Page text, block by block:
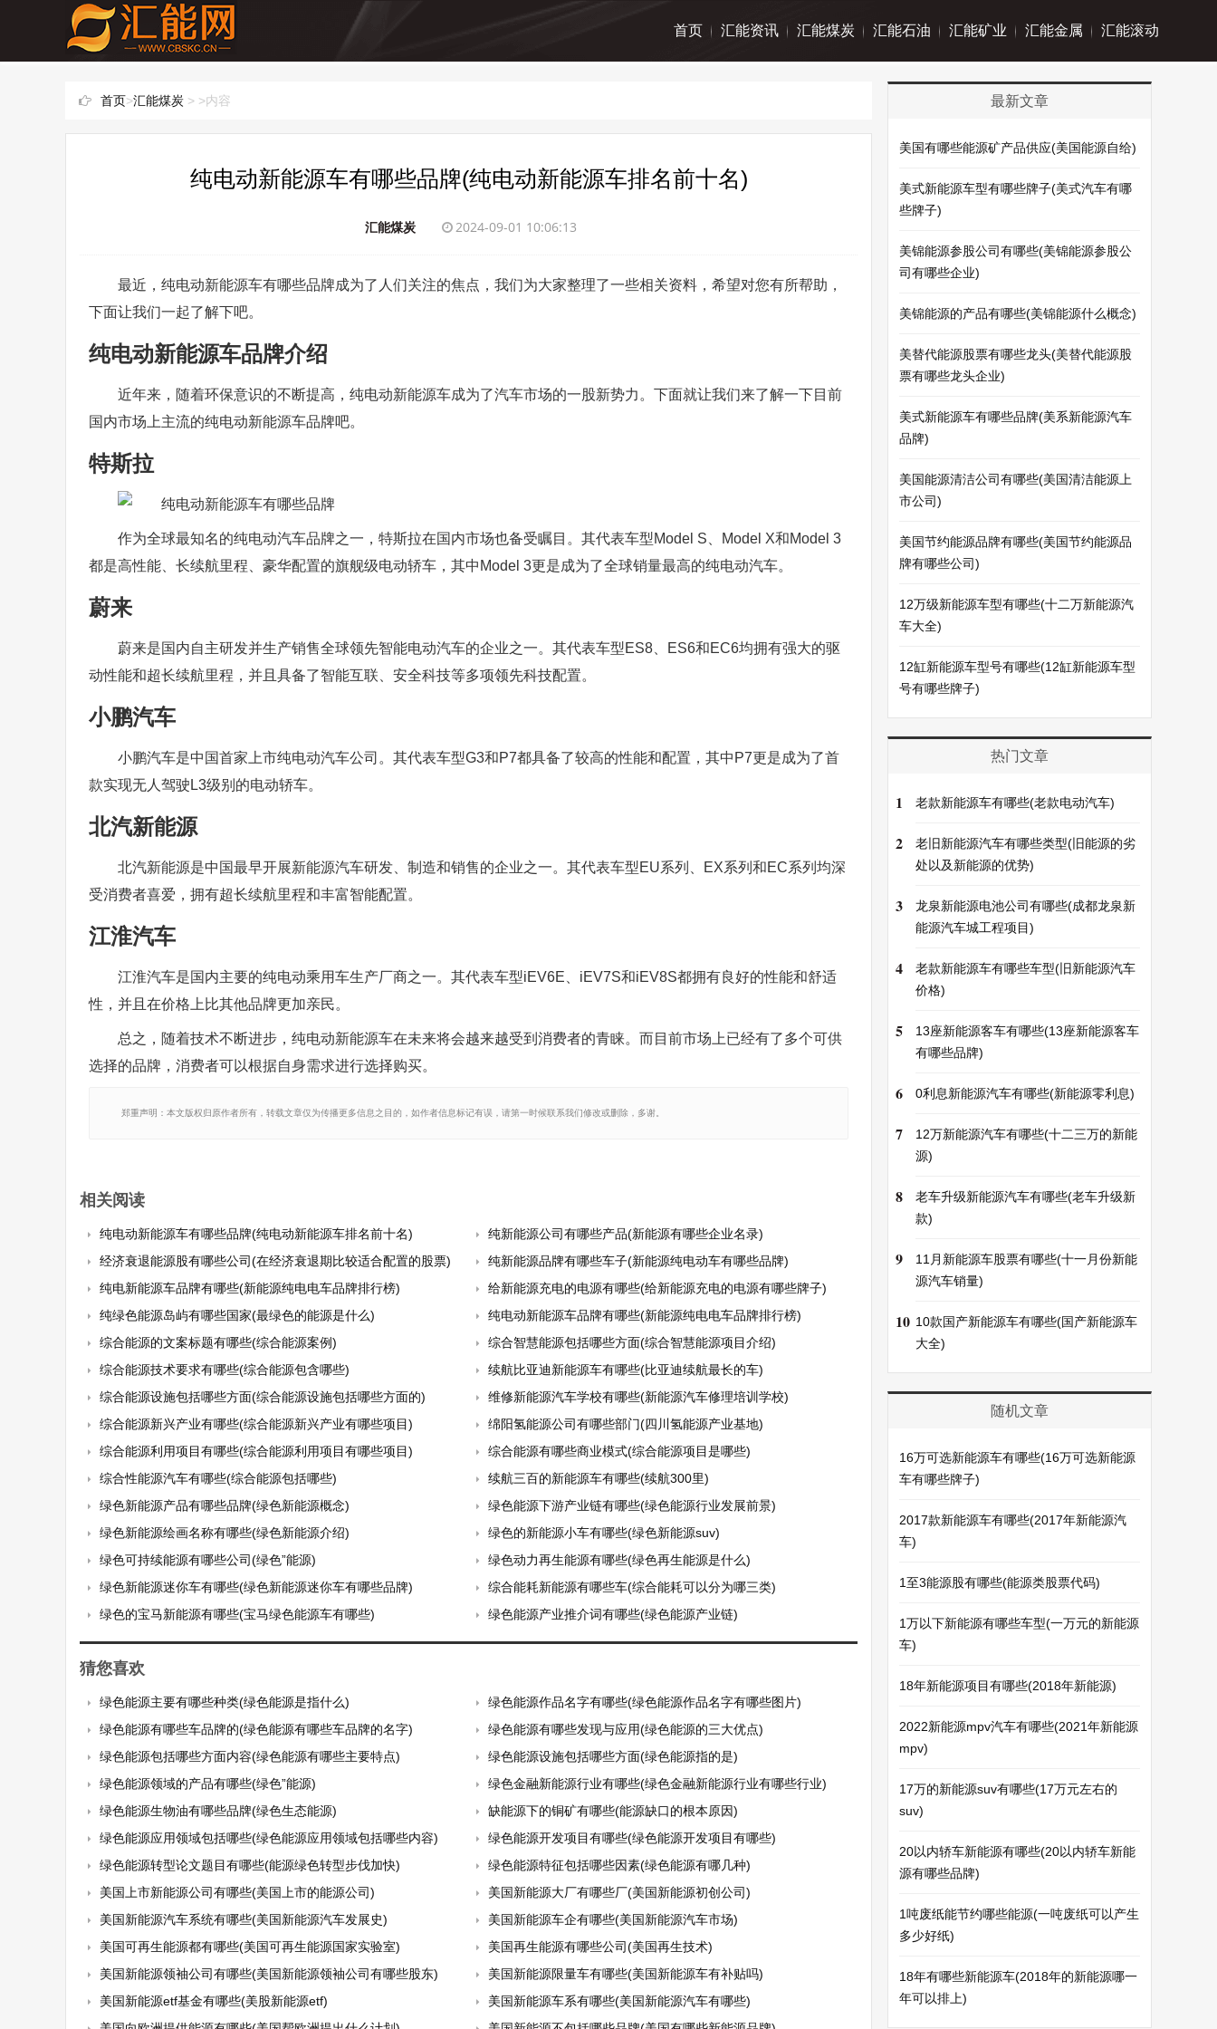
首页 汇能资讯 汇能煤炭 汇能石油 汇能矿业 汇能金属 汇能滚动
首页>汇能煤炭 > >内容
纯电动新能源车有哪些品牌(纯电动新能源车排名前十名)
汇能煤炭 2024-09-01 10:06:13
最近，纯电动新能源车有哪些品牌成为了人们关注的焦点，我们为大家整理了一些相关资料，希望对您有所帮助，
下面让我们一起了解下吧。
纯电动新能源车品牌介绍
近年来，随着环保意识的不断提高，纯电动新能源车成为了汽车市场的一股新势力。下面就让我们来了解一下目前
国内市场上主流的纯电动新能源车品牌吧。
特斯拉
作为全球最知名的纯电动汽车品牌之一，特斯拉在国内市场也备受瞩目。其代表车型Model S、Model X和Model 3
都是高性能、长续航里程、豪华配置的旗舰级电动轿车，其中Model 3更是成为了全球销量最高的纯电动汽车。
蔚来
蔚来是国内自主研发并生产销售全球领先智能电动汽车的企业之一。其代表车型ES8、ES6和EC6均拥有强大的驱
动性能和超长续航里程，并且具备了智能互联、安全科技等多项领先科技配置。
小鹏汽车
小鹏汽车是中国首家上市纯电动汽车公司。其代表车型G3和P7都具备了较高的性能和配置，其中P7更是成为了首
款实现无人驾驶L3级别的电动轿车。
北汽新能源
北汽新能源是中国最早开展新能源汽车研发、制造和销售的企业之一。其代表车型EU系列、EX系列和EC系列均深
受消费者喜爱，拥有超长续航里程和丰富智能配置。
江淮汽车
江淮汽车是国内主要的纯电动乘用车生产厂商之一。其代表车型iEV6E、iEV7S和iEV8S都拥有良好的性能和舒适
性，并且在价格上比其他品牌更加亲民。
总之，随着技术不断进步，纯电动新能源车在未来将会越来越受到消费者的青睐。而目前市场上已经有了多个可供
选择的品牌，消费者可以根据自身需求进行选择购买。
郑重声明：本文版权归原作者所有，转载文章仅为传播更多信息之目的，如作者信息标记有误，请第一时候联系我们修改或删除，多谢。
相关阅读
纯电动新能源车有哪些品牌(纯电动新能源车排名前十名)
纯新能源公司有哪些产品(新能源有哪些企业名录)
经济衰退能源股有哪些公司(在经济衰退期比较适合配置的股票)
纯新能源品牌有哪些车子(新能源纯电动车有哪些品牌)
纯电新能源车品牌有哪些(新能源纯电电车品牌排行榜)
给新能源充电的电源有哪些(给新能源充电的电源有哪些牌子)
纯绿色能源岛屿有哪些国家(最绿色的能源是什么)
纯电动新能源车品牌有哪些(新能源纯电电车品牌排行榜)
综合能源的文案标题有哪些(综合能源案例)
综合智慧能源包括哪些方面(综合智慧能源项目介绍)
综合能源技术要求有哪些(综合能源包含哪些)
续航比亚迪新能源车有哪些(比亚迪续航最长的车)
综合能源设施包括哪些方面(综合能源设施包括哪些方面的)
维修新能源汽车学校有哪些(新能源汽车修理培训学校)
综合能源新兴产业有哪些(综合能源新兴产业有哪些项目)
绵阳氢能源公司有哪些部门(四川氢能源产业基地)
综合能源利用项目有哪些(综合能源利用项目有哪些项目)
综合能源有哪些商业模式(综合能源项目是哪些)
综合性能源汽车有哪些(综合能源包括哪些)
续航三百的新能源车有哪些(续航300里)
绿色新能源产品有哪些品牌(绿色新能源概念)
绿色能源下游产业链有哪些(绿色能源行业发展前景)
绿色新能源绘画名称有哪些(绿色新能源介绍)
绿色的新能源小车有哪些(绿色新能源suv)
绿色可持续能源有哪些公司(绿色”能源)
绿色动力再生能源有哪些(绿色再生能源是什么)
绿色新能源迷你车有哪些(绿色新能源迷你车有哪些品牌)
综合能耗新能源有哪些车(综合能耗可以分为哪三类)
绿色的宝马新能源有哪些(宝马绿色能源车有哪些)
绿色能源产业推介词有哪些(绿色能源产业链)
猜您喜欢
绿色能源主要有哪些种类(绿色能源是指什么)
绿色能源作品名字有哪些(绿色能源作品名字有哪些图片)
绿色能源有哪些车品牌的(绿色能源有哪些车品牌的名字)
绿色能源有哪些发现与应用(绿色能源的三大优点)
绿色能源包括哪些方面内容(绿色能源有哪些主要特点)
绿色能源设施包括哪些方面(绿色能源指的是)
绿色能源领域的产品有哪些(绿色”能源)
绿色金融新能源行业有哪些(绿色金融新能源行业有哪些行业)
绿色能源生物油有哪些品牌(绿色生态能源)
缺能源下的铜矿有哪些(能源缺口的根本原因)
绿色能源应用领域包括哪些(绿色能源应用领域包括哪些内容)
绿色能源开发项目有哪些(绿色能源开发项目有哪些)
绿色能源转型论文题目有哪些(能源绿色转型步伐加快)
绿色能源特征包括哪些因素(绿色能源有哪几种)
美国上市新能源公司有哪些(美国上市的能源公司)
美国新能源大厂有哪些厂(美国新能源初创公司)
美国新能源汽车系统有哪些(美国新能源汽车发展史)
美国新能源车企有哪些(美国新能源汽车市场)
美国可再生能源都有哪些(美国可再生能源国家实验室)
美国再生能源有哪些公司(美国再生技术)
美国新能源领袖公司有哪些(美国新能源领袖公司有哪些股东)
美国新能源限量车有哪些(美国新能源车有补贴吗)
美国新能源etf基金有哪些(美股新能源etf)
美国新能源车系有哪些(美国新能源汽车有哪些)
最新文章
美国有哪些能源矿产品供应(美国能源自给)
美式新能源车型有哪些牌子(美式汽车有哪
些牌子)
美锦能源参股公司有哪些(美锦能源参股公
司有哪些企业)
美锦能源的产品有哪些(美锦能源什么概念)
美替代能源股票有哪些龙头(美替代能源股
票有哪些龙头企业)
美式新能源车有哪些品牌(美系新能源汽车
品牌)
美国能源清洁公司有哪些(美国清洁能源上
市公司)
美国节约能源品牌有哪些(美国节约能源品
牌有哪些公司)
12万级新能源车型有哪些(十二万新能源汽
车大全)
12缸新能源车型号有哪些(12缸新能源车型
号有哪些牌子)
热门文章
1 老款新能源车有哪些(老款电动汽车)
2
老旧新能源汽车有哪些类型(旧能源的劣
处以及新能源的优势)
3
龙泉新能源电池公司有哪些(成都龙泉新
能源汽车城工程项目)
4
老款新能源车有哪些车型(旧新能源汽车
价格)
5
13座新能源客车有哪些(13座新能源客车
有哪些品牌)
6 0利息新能源汽车有哪些(新能源零利息)
7
12万新能源汽车有哪些(十二三万的新能
源)
8
老车升级新能源汽车有哪些(老车升级新
款)
9
11月新能源车股票有哪些(十一月份新能
源汽车销量)
10 10款国产新能源车有哪些(国产新能源车
大全)
随机文章
16万可选新能源车有哪些(16万可选新能源
车有哪些牌子)
2017款新能源车有哪些(2017年新能源汽
车)
1至3能源股有哪些(能源类股票代码)
1万以下新能源有哪些车型(一万元的新能源
车)
18年新能源项目有哪些(2018年新能源)
2022新能源mpv汽车有哪些(2021年新能源
mpv)
17万的新能源suv有哪些(17万元左右的
suv)
20以内轿车新能源有哪些(20以内轿车新能
源有哪些品牌)
1吨废纸能节约哪些能源(一吨废纸可以产生
多少好纸)
18年有哪些新能源车(2018年的新能源哪一
年可以排上)